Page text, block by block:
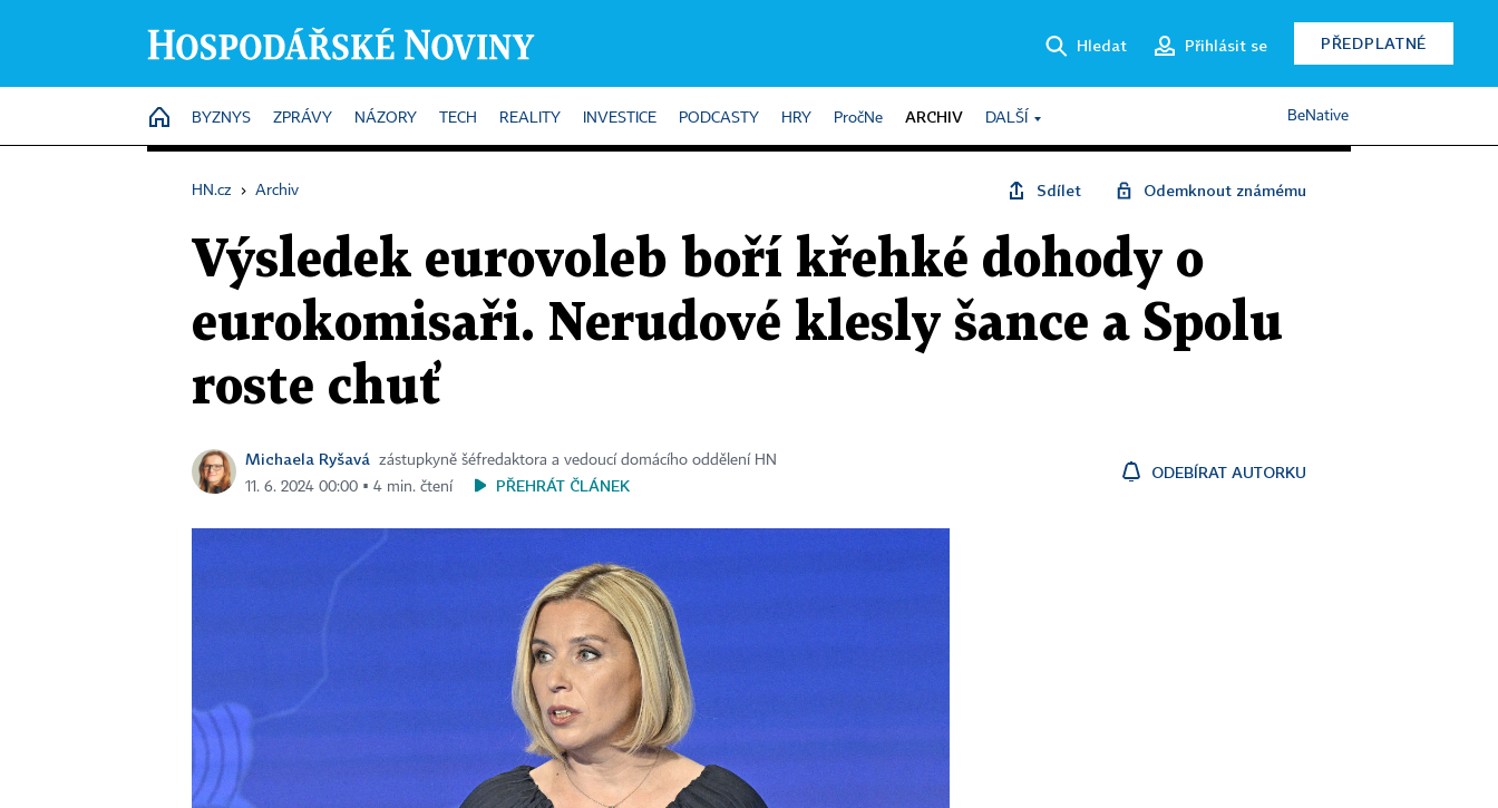
Hledat Přihlásit se PŘEDPLATNÉ
HOME
BYZNYS ZPRÁVY NÁZORY TECH REALITY INVESTICE PODCASTY HRY PročNe ARCHIV DALŠÍ BeNative
HN.cz › Archiv Sdílet Odemknout známému
Výsledek eurovoleb boří křehké dohody o
eurokomisaři. Nerudové klesly šance a Spolu
roste chuť
Michaela Ryšavá
zástupkyně šéfredaktora a vedoucí domácího oddělení HN
11. 6. 2024 00:00 ▪ 4 min. čtení
PŘEHRÁT ČLÁNEK
ODEBÍRAT AUTORKU